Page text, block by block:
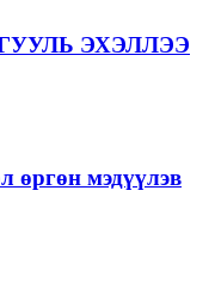
ЭХЭЛЛЭЭ
өргөн мэдүүлэв